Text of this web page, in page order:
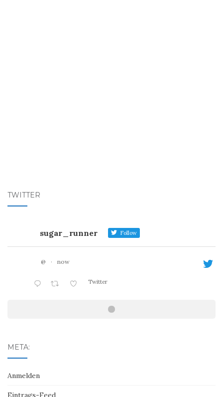
TWITTER
sugar_runner Follow
@ · now
Twitter
META:
Anmelden
Eintrags-Feed